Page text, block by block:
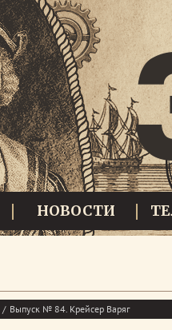
НОВОСТИ
Выпуск № 84. Крейсер Варяг